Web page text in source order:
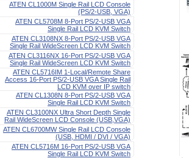
ATEN CL1000M Single Rail LCD Console
(PS/2-USB, VGA)
ATEN CL5708M 8-Port PS/2-USB VGA
Single Rail LCD KVM Switch
ATEN CL3108NX 8-Port PS/2-USB VGA
Single Rail WideScreen LCD KVM Switch
ATEN CL3116NX 16-Port PS/2-USB VGA
Single Rail WideScreen LCD KVM Switch
ATEN CL5716IM 1-Local/Remote Share
Access 16-Port PS/2-USB VGA Single Rail
LCD KVM over IP switch
ATEN CL1308N 8-Port PS/2-USB VGA
Single Rail LCD KVM Switch
ATEN CL3100NX Ultra Short Depth Single
Rail WideScreen LCD Console (USB,VGA)
ATEN CL6700MW Single Rail LCD Console
(USB, HDMI / DVI / VGA)
ATEN CL5716M 16-Port PS/2-USB VGA
Single Rail LCD KVM Switch